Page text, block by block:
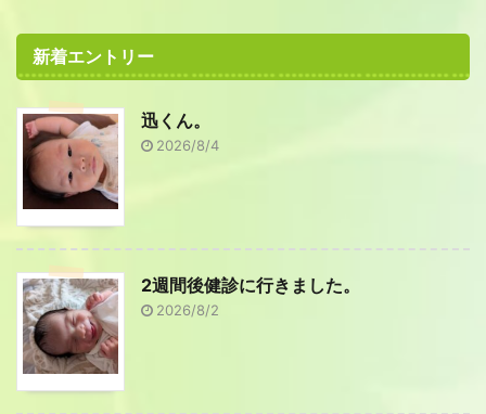
新着エントリー
迅くん。
2026/8/4
2週間後健診に行きました。
2026/8/2